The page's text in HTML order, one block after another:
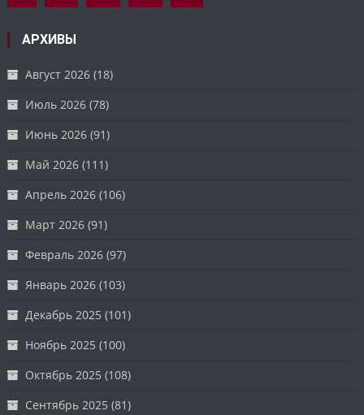
АРХИВЫ
Август 2026 (18)
Июль 2026 (78)
Июнь 2026 (91)
Май 2026 (111)
Апрель 2026 (106)
Март 2026 (91)
Февраль 2026 (97)
Январь 2026 (103)
Декабрь 2025 (101)
Ноябрь 2025 (100)
Октябрь 2025 (108)
Сентябрь 2025 (81)